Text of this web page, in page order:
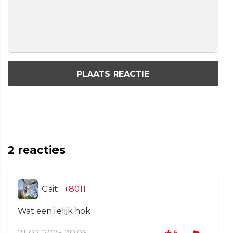
PLAATS REACTIE
2 reacties
Gait +8011
Wat een lelijk hok